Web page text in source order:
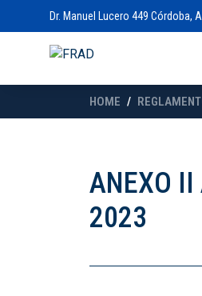
Dr. Manuel Lucero 449 Córdoba,
HOME
ANEXO II
2023